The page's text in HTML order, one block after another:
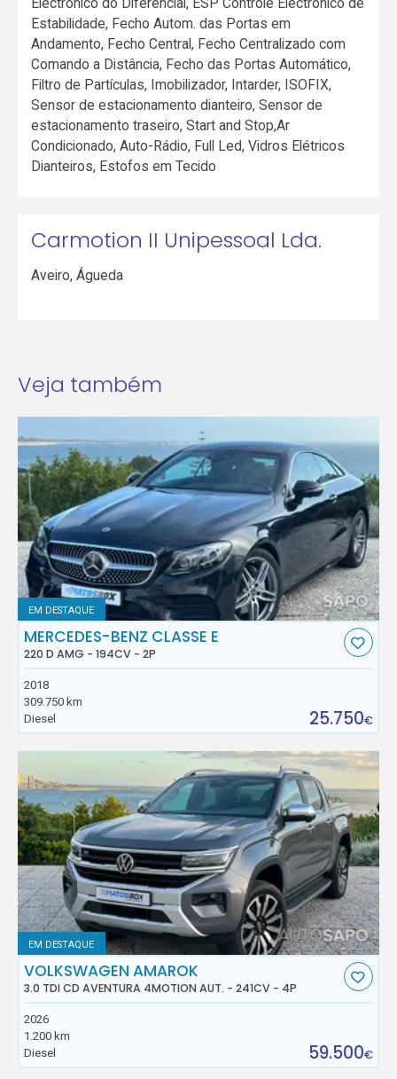
Estabilidade, Fecho Autom. das Portas em
Andamento, Fecho Central, Fecho Centralizado com
Comando a Distância, Fecho das Portas Automático,
Filtro de Partículas, Imobilizador, Intarder, ISOFIX,
Sensor de estacionamento dianteiro, Sensor de
estacionamento traseiro, Start and Stop,Ar
Condicionado, Auto-Rádio, Full Led, Vidros Elétricos
Dianteiros, Estofos em Tecido
Carmotion II Unipessoal Lda.
Aveiro,Águeda
Veja também
EM DESTAQUE
MERCEDES-BENZ CLASSE E
220 D AMG - 194CV - 2P
2018
309.750 km
Diesel
25.750€
EM DESTAQUE
VOLKSWAGEN AMAROK
3.0 TDI CD AVENTURA 4MOTION AUT. - 241CV - 4P
2026
1.200 km
Diesel
59.500€